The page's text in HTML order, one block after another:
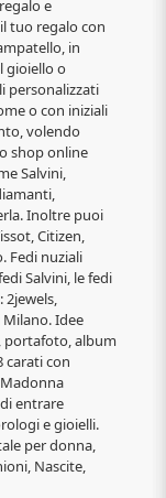
e
tuo regalo con
in
gioiello o
personalizzati
o con iniziali
volendo
shop online
Salvini,
Inoltre puoi
Citizen,
Fedi nuziali
Salvini, le fedi
2jewels,
Idee
portafoto, album
carati con
entrare
e gioielli.
per donna,
Nascite,